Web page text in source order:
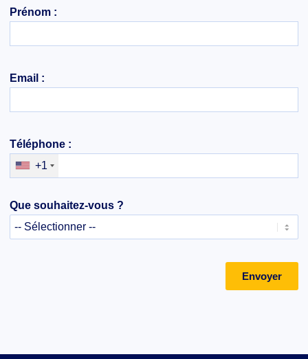
Prénom :
Email :
Téléphone :
+1
Que souhaitez-vous ?